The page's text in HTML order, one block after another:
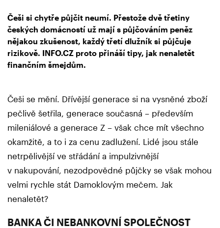
Češi si chytře půjčit neumí. Přestože dvě třetiny
českých domácností už mají s půjčováním peněz
nějakou zkušenost, každý třetí dlužník si půjčuje
rizikově. INFO.CZ proto přináší tipy, jak nenaletět
finančním šmejdům.
Češi se mění. Dřívější generace si na vysněné zboží
pečlivě šetřila, generace současná – především
mileniálové a generace Z – však chce mít všechno
okamžitě, a to i za cenu zadlužení. Lidé jsou stále
netrpělivější ve střádání a impulzivnější
v nakupování, nezodpovědné půjčky se však mohou
velmi rychle stát Damoklovým mečem. Jak
nenaletět?
BANKA ČI NEBANKOVNÍ SPOLEČNOST